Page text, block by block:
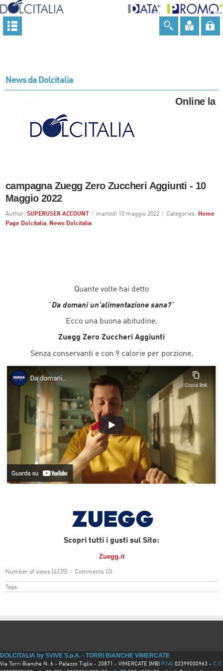
News da Dolcitalia
Online la
campagna Zuegg Zero Zuccheri Aggiunti - 10
Maggio 2022
Author: SUPERUSER ACCOUNT / martedì 10 maggio 2022 / Categories: Home
Page Dolcitalia, News Dolcitalia
Quante volte hai detto
"Da domani un'alimentazione sana?"
Ecco una buona abitudine.
Zuegg Zero Zuccheri Aggiunti
Senza conservanti e con 9 calorie per porzione.
Scopri tutti i gusti sul Sito:
Zuegg.it
Number of views (4135) / Comments (0)
Tags:
DOLCITALIA by SVIVE S.p.A. - TORRI BIANCHE VIMERCATE
Via Torri Bianche N. 6 - Palazzo Tiglio - 20871 - VIMERCATE (MB) P.IVA 02399000963 - C.F.